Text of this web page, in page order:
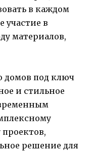
в каждом
участие в
материалов,
домов под ключ
и стильное
решение для